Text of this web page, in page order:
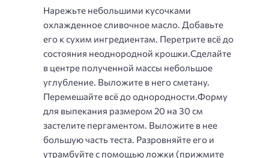
Нарежьте небольшими кусочками
охлажденное сливочное масло. Добавьте
его к сухим ингредиентам. Перетрите всё до
состояния неоднородной крошки.Сделайте
в центре полученной массы небольшое
углубление. Выложите в него сметану.
Перемешайте всё до однородности.Форму
для выпекания размером 20 на 30 см
застелите пергаментом. Выложите в нее
большую часть теста. Разровняйте его и
утрамбуйте с помощью ложки (прижмите